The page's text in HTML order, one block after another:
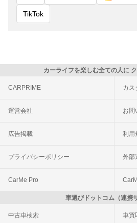
TikTok
カーライフを楽しむ全ての人に
CARPRIME カス
運営会社 お問
広告掲載 利用
プライバシーポリシー 外部
CarMe Pro
車選びドットコム（連携
中古車検索 車買